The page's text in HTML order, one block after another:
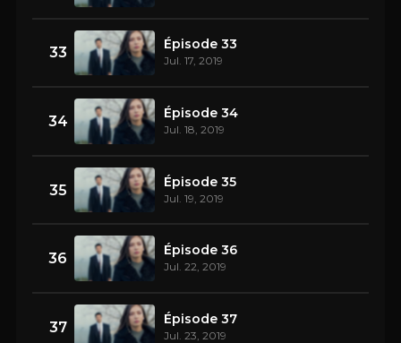
33 Épisode 33
Jul. 17, 2019
34 Épisode 34
Jul. 18, 2019
35 Épisode 35
Jul. 19, 2019
36 Épisode 36
Jul. 22, 2019
37 Épisode 37
Jul. 23, 2019